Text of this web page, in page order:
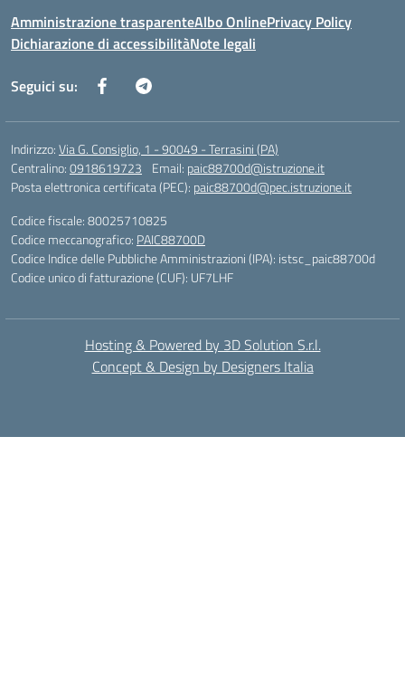
Amministrazione trasparenteAlbo OnlinePrivacy Policy
Dichiarazione di accessibilitàNote legali
Seguici su:
Indirizzo:Via G. Consiglio, 1 - 90049 - Terrasini (PA)
Centralino:0918619723 Email: paic88700d@istruzione.it
Posta elettronica certificata (PEC): paic88700d@pec.istruzione.it
Codice fiscale: 80025710825
Codice meccanografico: PAIC88700D
Codice Indice delle Pubbliche Amministrazioni (IPA): istsc_paic88700d
Codice unico di fatturazione (CUF): UF7LHF
Hosting & Powered by 3D Solution S.r.l.
Concept & Design by Designers Italia